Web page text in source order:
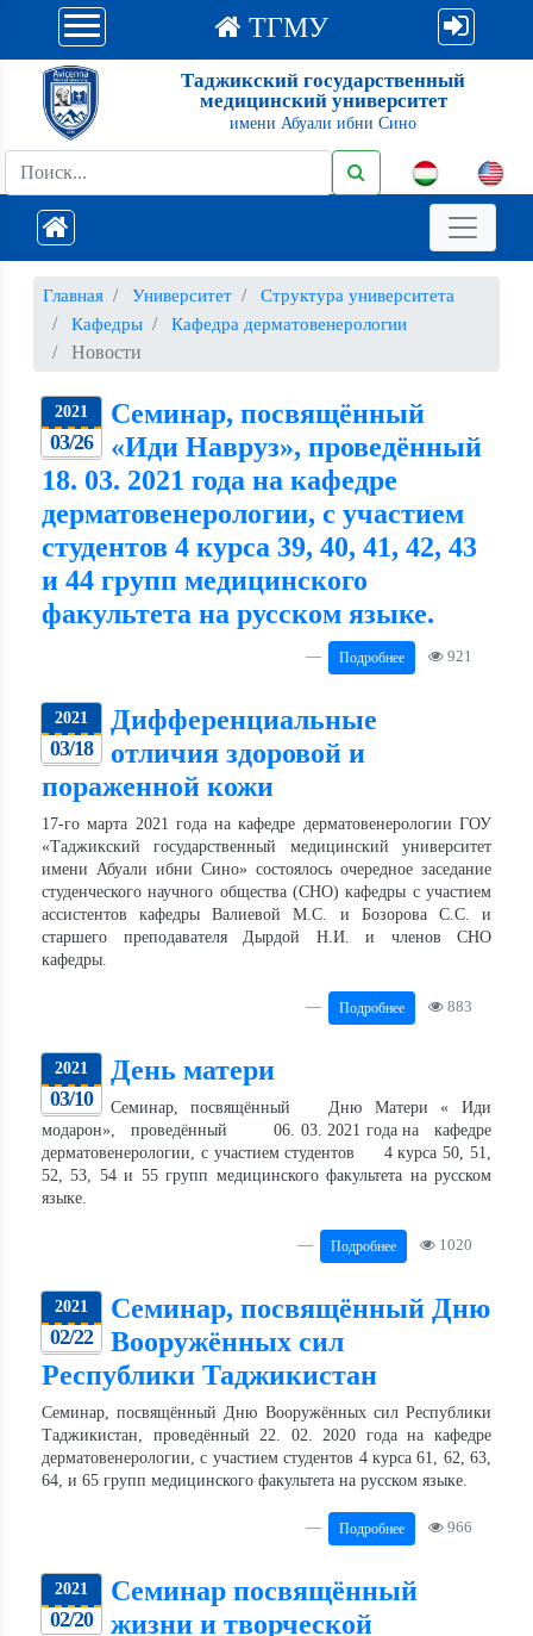
ТГМУ
Таджикский государственный
медицинский университет
имени Абуали ибни Сино
Главная Университет
Структура университета
Кафедры
Кафедра дерматовенерологии
Новости
2021
03/26
Семинар, посвящённый
«Иди Навруз», проведённый
18. 03. 2021 года на кафедре
дерматовенерологии, с участием
студентов 4 курса 39, 40, 41, 42, 43
и 44 групп медицинского
факультета на русском языке.
Подробнее 921
2021
03/18
Дифференциальные
отличия здоровой и
пораженной кожи
17-го марта 2021 года на кафедре дерматовенерологии ГОУ
«Таджикский государственный медицинский университет
имени Абуали ибни Сино» состоялось очередное заседание
студенческого научного общества (СНО) кафедры с участием
ассистентов кафедры Валиевой М.С. и Бозорова С.С. и
старшего преподавателя Дырдой Н.И. и членов СНО
кафедры.
Подробнее 883
2021
03/10
День матери
Семинар, посвящённый Дню Матери « Иди
модарон», проведённый 06. 03. 2021 года на кафедре
дерматовенерологии, с участием студентов 4 курса 50, 51,
52, 53, 54 и 55 групп медицинского факультета на русском
языке.
Подробнее 1020
2021
02/22
Семинар, посвящённый Дню
Вооружённых сил
Республики Таджикистан
Семинар, посвящённый Дню Вооружённых сил Республики
Таджикистан, проведённый 22. 02. 2020 года на кафедре
дерматовенерологии, с участием студентов 4 курса 61, 62, 63,
64, и 65 групп медицинского факультета на русском языке.
Подробнее 966
2021
02/20
Семинар посвящённый
жизни и творческой